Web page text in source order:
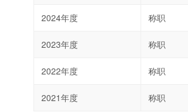
2024年度 称职
2023年度 称职
2022年度 称职
2021年度 称职